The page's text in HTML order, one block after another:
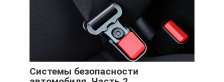
Системы безопасности